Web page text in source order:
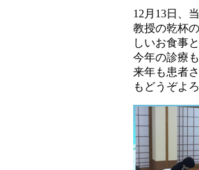
12月13日、
教授の乾杯
しいお食事
今年の診療
来年も患者
もどうぞよ